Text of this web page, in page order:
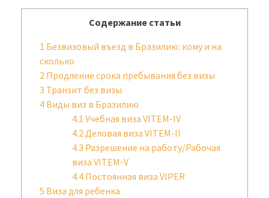
Содержание статьи
1 Безвизовый въезд в Бразилию: кому и на
сколько
2 Продление срока пребывания без визы
3 Транзит без визы
4 Виды виз в Бразилию
4.1 Учебная виза VITEM-IV
4.2Деловая виза VITEM-II
4.3 Разрешение на работу/Рабочая
виза VITEM-V
4.4 Постоянная виза VIPER
5 Виза для ребенка